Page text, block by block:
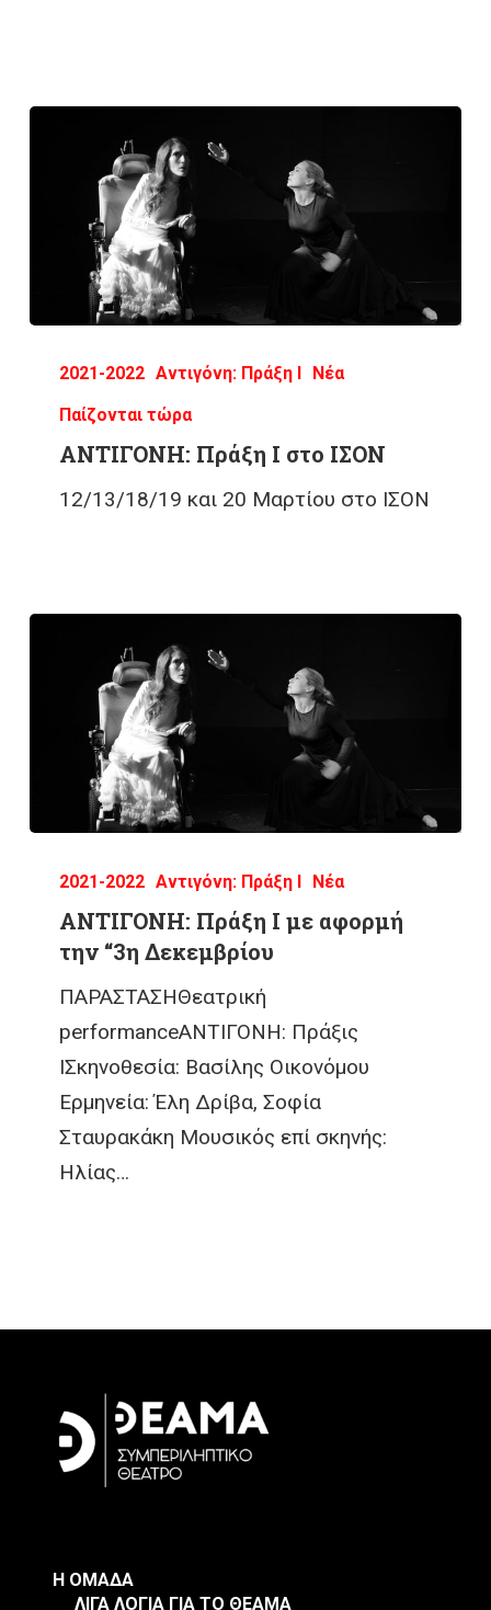
2021-2022 Αντιγόνη: Πράξη Ι
Νέα
Παίζονται τώρα
ΑΝΤΙΓΟΝΗ: Πράξη Ι στο ΙΣΟΝ
12/13/18/19 και 20 Μαρτίου στο ΙΣΟΝ
2021-2022 Αντιγόνη: Πράξη Ι Νέα
ΑΝΤΙΓΟΝΗ: Πράξη Ι με αφορμή
την “3η Δεκεμβρίου
ΠΑΡΑΣΤΑΣΗΘεατρική
performanceΑΝΤΙΓΟΝΗ: Πράξις
ΙΣκηνοθεσία: Βασίλης Οικονόμου
Ερμηνεία: Έλη Δρίβα, Σοφία
Σταυρακάκη Μουσικός επί σκηνής:
Ηλίας…
Η ΟΜΑΔΑ
ΛΙΓΑ ΛΟΓΙΑ ΓΙΑ ΤΟ ΘΕΑΜΑ